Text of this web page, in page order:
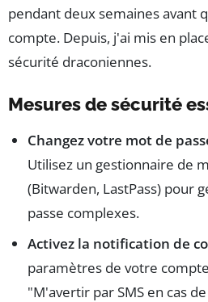
pendant deux semaines avant
compte. Depuis, j'ai mis en
sécurité draconiennes.
Mesures de sécurité
Changez votre mot de
Utilisez un gestionnaire de
(Bitwarden, LastPass) pour
passe complexes.
Activez la notification de
paramètres de votre
"M'avertir par SMS en cas